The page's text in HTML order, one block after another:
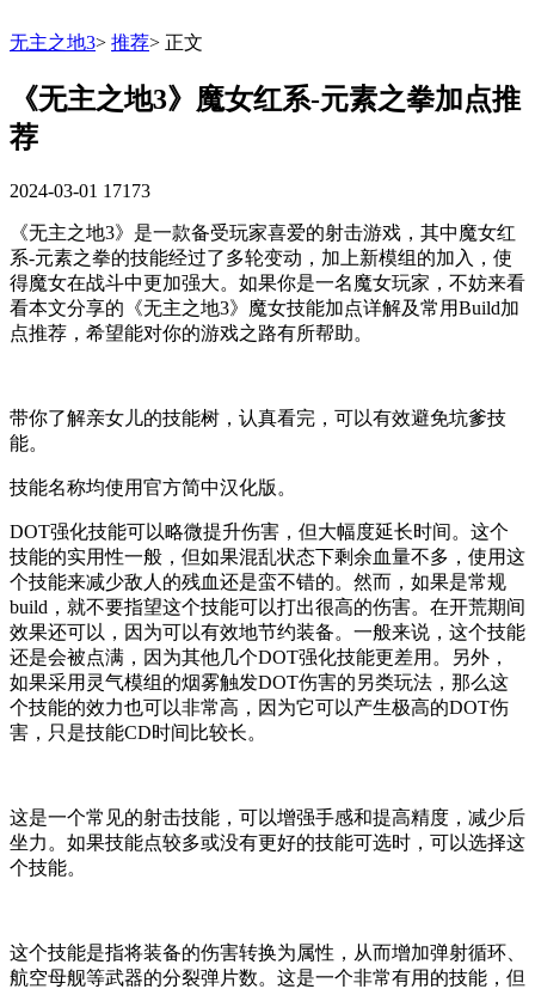
无主之地3> 推荐> 正文
《无主之地3》魔女红系-元素之拳加点推
荐
2024-03-01 17173
《无主之地3》是一款备受玩家喜爱的射击游戏，其中魔女红
系-元素之拳的技能经过了多轮变动，加上新模组的加入，使
得魔女在战斗中更加强大。如果你是一名魔女玩家，不妨来看
看本文分享的《无主之地3》魔女技能加点详解及常用Build加
点推荐，希望能对你的游戏之路有所帮助。
带你了解亲女儿的技能树，认真看完，可以有效避免坑爹技
能。
技能名称均使用官方简中汉化版。
DOT强化技能可以略微提升伤害，但大幅度延长时间。这个
技能的实用性一般，但如果混乱状态下剩余血量不多，使用这
个技能来减少敌人的残血还是蛮不错的。然而，如果是常规
build，就不要指望这个技能可以打出很高的伤害。在开荒期间
效果还可以，因为可以有效地节约装备。一般来说，这个技能
还是会被点满，因为其他几个DOT强化技能更差用。另外，
如果采用灵气模组的烟雾触发DOT伤害的另类玩法，那么这
个技能的效力也可以非常高，因为它可以产生极高的DOT伤
害，只是技能CD时间比较长。
这是一个常见的射击技能，可以增强手感和提高精度，减少后
坐力。如果技能点较多或没有更好的技能可选时，可以选择这
个技能。
这个技能是指将装备的伤害转换为属性，从而增加弹射循环、
航空母舰等武器的分裂弹片数。这是一个非常有用的技能，但